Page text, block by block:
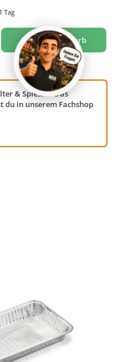
Tag
ein oder benutze die Schaltflächen um
In den Warenkorb
& Spiesse? Das
in unserem Fachshop